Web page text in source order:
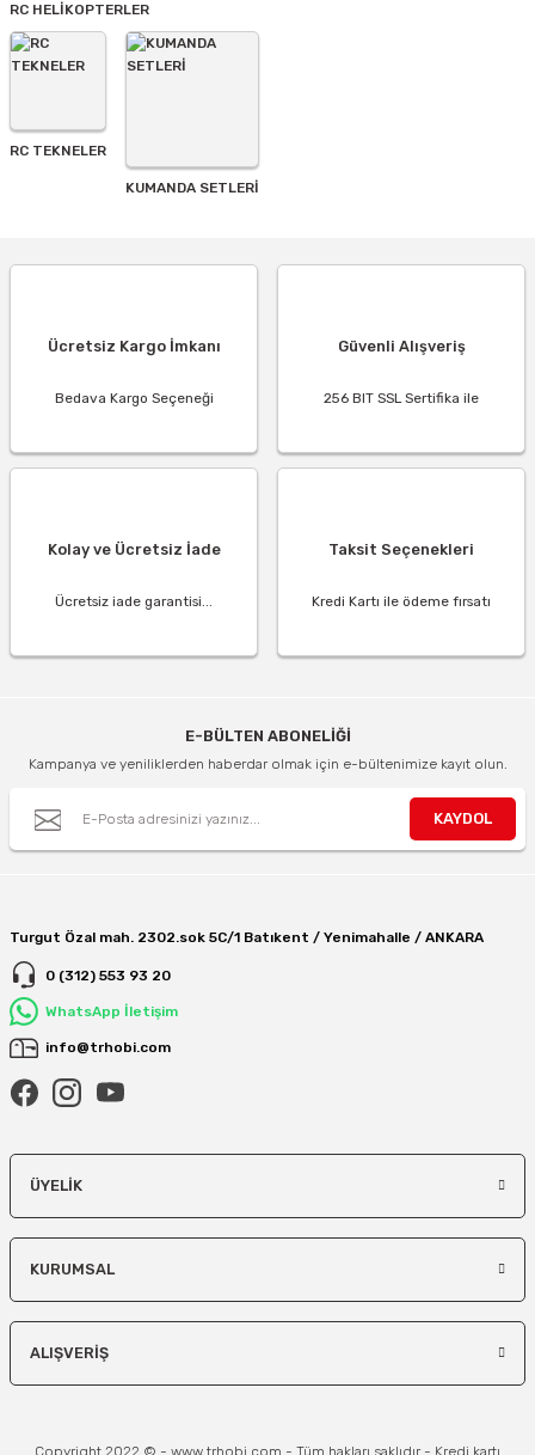
RC HELİKOPTERLER
RC TEKNELER
KUMANDA SETLERİ
Ücretsiz Kargo İmkanı
Bedava Kargo Seçeneği
Güvenli Alışveriş
256 BIT SSL Sertifika ile
Kolay ve Ücretsiz İade
Ücretsiz iade garantisi...
Taksit Seçenekleri
Kredi Kartı ile ödeme fırsatı
E-BÜLTEN ABONELİĞİ
Kampanya ve yeniliklerden haberdar olmak için e-bültenimize kayıt olun.
KAYDOL
Turgut Özal mah. 2302.sok 5C/1 Batıkent / Yenimahalle / ANKARA
0 (312) 553 93 20
WhatsApp İletişim
info@trhobi.com
ÜYELIK
KURUMSAL
ALIŞVERIŞ
Copyright 2022 © - www.trhobi.com - Tüm hakları saklıdır - Kredi kartı